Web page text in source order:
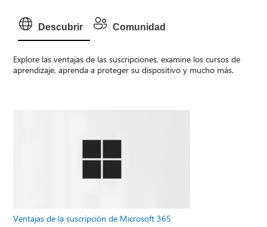
Descubrir Comunidad
Explore las ventajas de las suscripciones, examine los cursos de
aprendizaje, aprenda a proteger su dispositivo y mucho más.
Ventajas de la suscripción de Microsoft 365